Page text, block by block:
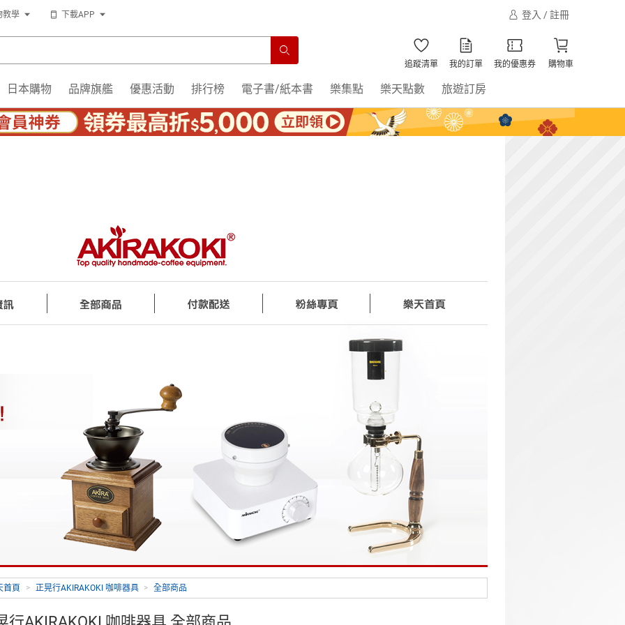
教學 下載APP 登入 / 註冊
追蹤清單 我的訂單 我的優惠券 購物車
日本購物 品牌旗艦 優惠活動 排行榜 電子書/紙本書 樂集點 樂天點數 旅遊訂房
首頁 > 正晃行AKIRAKOKI 咖啡器具 > 全部商品